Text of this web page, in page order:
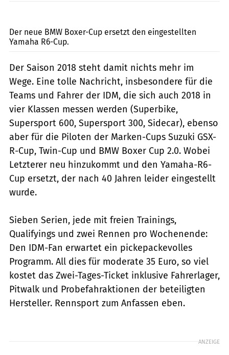
Der neue BMW Boxer-Cup ersetzt den eingestellten
Yamaha R6-Cup.
Der Saison 2018 steht damit nichts mehr im
Wege. Eine tolle Nachricht, insbesondere für die
Teams und Fahrer der IDM, die sich auch 2018 in
vier Klassen messen werden (Superbike,
Supersport 600, Supersport 300, Sidecar), ebenso
aber für die Piloten der Marken-Cups Suzuki GSX-
R-Cup, Twin-Cup und BMW Boxer Cup 2.0. Wobei
Letzterer neu hinzukommt und den Yamaha-R6-
Cup ersetzt, der nach 40 Jahren leider eingestellt
wurde.
Sieben Serien, jede mit freien Trainings,
Qualifyings und zwei Rennen pro Wochenende:
Den IDM-Fan erwartet ein pickepackevolles
Programm. All dies für moderate 35 Euro, so viel
kostet das Zwei-Tages-Ticket inklusive Fahrerlager,
Pitwalk und Probefahraktionen der beteiligten
Hersteller. Rennsport zum Anfassen eben.
ANZEIGE